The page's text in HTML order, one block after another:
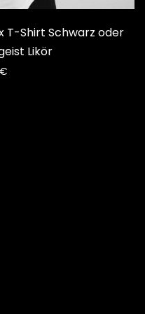
T-Shirt Schwarz oder
Likör
€